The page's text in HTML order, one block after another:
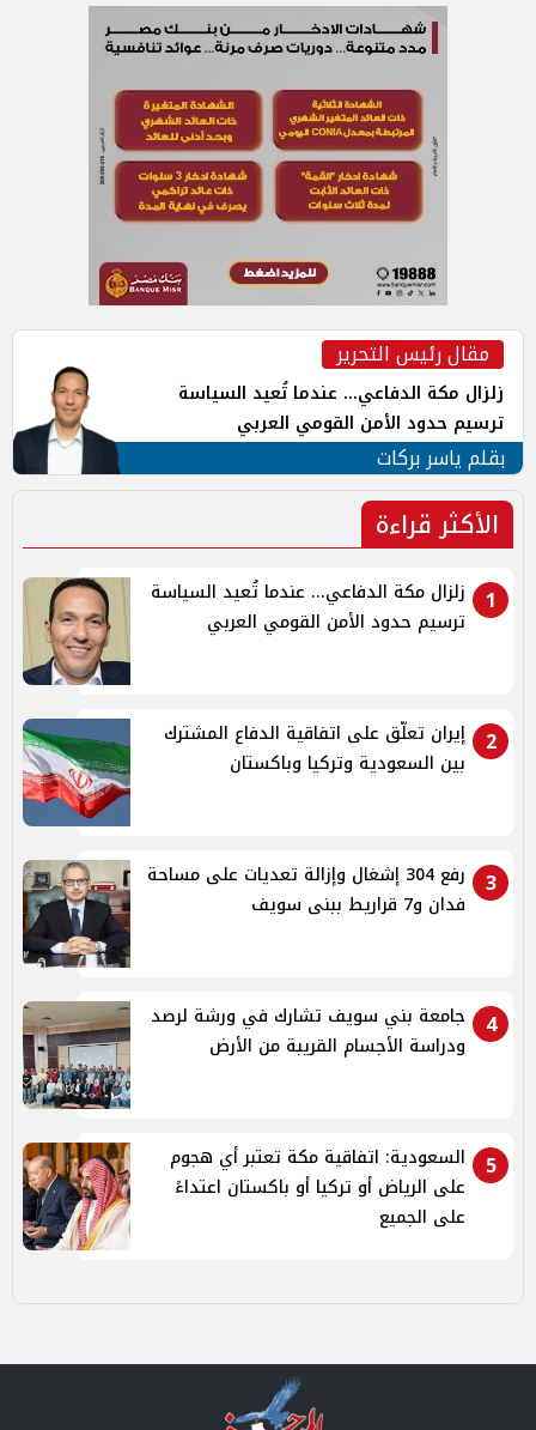
مقال رئيس التحرير
زلزال مكة الدفاعي... عندما تُعيد السياسة
ترسيم حدود الأمن القومي العربي
بقلم ياسر بركات
الأكثر قراءة
1
زلزال مكة الدفاعي... عندما تُعيد السياسة
ترسيم حدود الأمن القومي العربي
2
إيران تعلّق على اتفاقية الدفاع المشترك
بين السعودية وتركيا وباكستان
3
رفع 304 إشغال وإزالة تعديات على مساحة
فدان و7 قراريط ببنى سويف
4
جامعة بني سويف تشارك في ورشة لرصد
ودراسة الأجسام القريبة من الأرض
5
السعودية: اتفاقية مكة تعتبر أي هجوم
على الرياض أو تركيا أو باكستان اعتداءً
على الجميع